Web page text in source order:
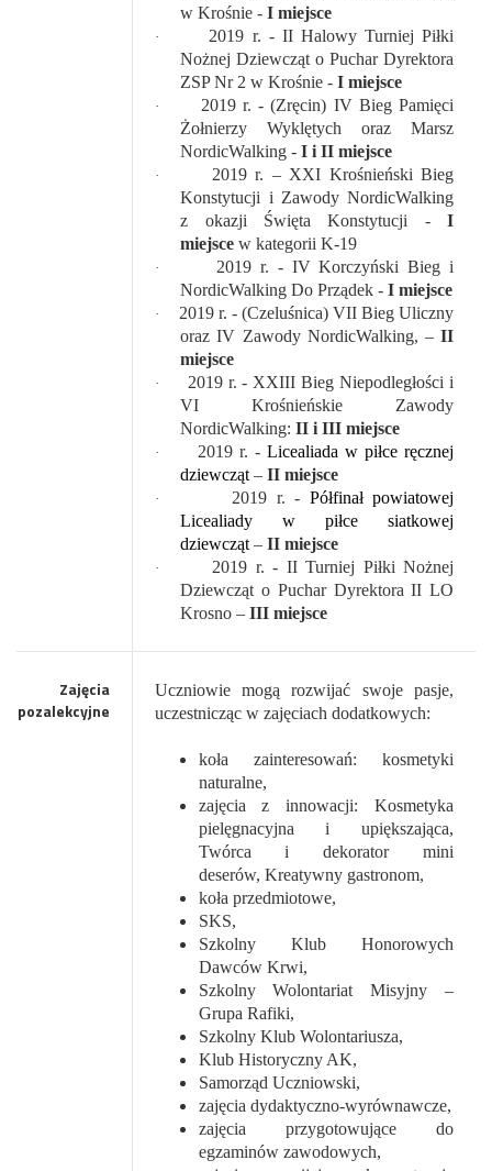
w Krośnie -I miejsce
·
2019 r. - II Halowy Turniej Piłki
Nożnej Dziewcząt o Puchar Dyrektora
ZSP Nr 2 w Krośnie -I miejsce
·
2019 r. - (Zręcin) IV Bieg Pamięci
Żołnierzy Wyklętych oraz Marsz
NordicWalking -I i II miejsce
·
2019 r. – XXI Krośnieński Bieg
Konstytucji i Zawody NordicWalking
z okazji Święta Konstytucji - I
miejsce w kategorii K-19
·
2019 r. - IV Korczyński Bieg i
NordicWalking Do Prządek -I miejsce
·
2019 r. - (Czeluśnica) VII Bieg Uliczny
oraz IV Zawody NordicWalking, – II
miejsce
·
2019 r. - XXIII Bieg Niepodległości i
VI Krośnieńskie Zawody
NordicWalking:II i III miejsce
· 2019 r. -Licealiada w piłce ręcznej
dziewcząt –II miejsce
· 2019 r. - Półfinał powiatowej
Licealiady w piłce siatkowej
dziewcząt–II miejsce
·
2019 r. - II Turniej Piłki Nożnej
Dziewcząt o Puchar Dyrektora II LO
Krosno –III miejsce
Zajęcia
pozalekcyjne
Uczniowie mogą rozwijać swoje pasje,
uczestnicząc w zajęciach dodatkowych:
koła zainteresowań: kosmetyki
naturalne,
zajęcia z innowacji: Kosmetyka
pielęgnacyjna i upiększająca,
Twórca i dekorator mini
deserów, Kreatywny gastronom,
koła przedmiotowe,
SKS,
Szkolny Klub Honorowych
Dawców Krwi,
Szkolny Wolontariat Misyjny –
Grupa Rafiki,
Szkolny Klub Wolontariusza,
Klub Historyczny AK,
Samorząd Uczniowski,
zajęcia dydaktyczno-wyrównawcze,
zajęcia przygotowujące do
egzaminów zawodowych,